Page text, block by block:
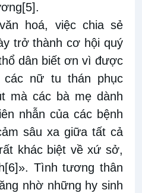
[5].
hoá, việc chia sẻ
trở thành cơ hội quý
dân biết ơn vì được
nữ tu thán phục
mà các bà mẹ dành
nhẫn của các bệnh
sâu xa giữa tất cả
khác biệt về xứ sở,
[6]». Tình tương thân
nhờ những hy sinh